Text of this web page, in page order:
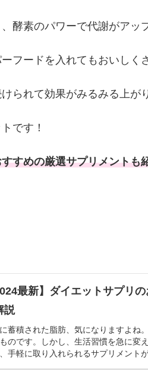
酵素のパワーで代謝がアッ
フードを入れてもおいしく
られて効果がみるみる上が
です！
すめの厳選サプリメントも
最新】ダイエットサプリ
説
蓄積された脂肪、気になりますよね
のです。しかし、生活習慣を急に変
手軽に取り入れられるサプリメント